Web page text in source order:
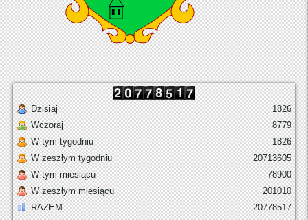
Dzisiaj
Wczoraj
W tym tygodniu
W zeszłym tygodniu
W tym miesiącu
W zeszłym miesiącu
RAZEM
1826
8779
1826
20713605
78900
201010
20778517